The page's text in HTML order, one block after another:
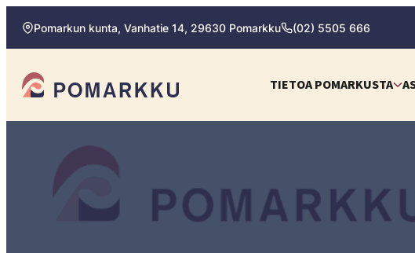
Siirry
suoraan
sisältöön
Pomarkun kunta, Vanhatie 14, 29630 Pomarkku (02) 5505 666
Pomarkun kunta
sinulle.
TIETOA POMARKUSTA